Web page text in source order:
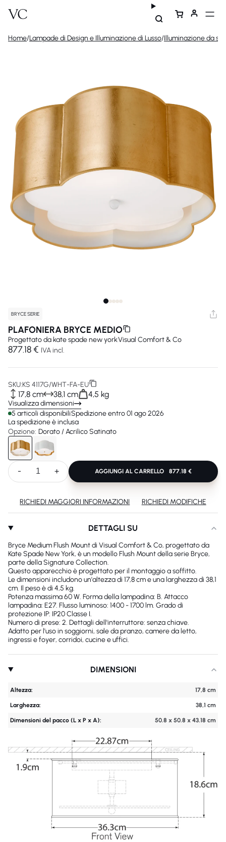
Home/Lampade di Design e Illuminazione di Lusso/Illuminazione da
DETTAGLI SU
Bryce Medium Flush Mount di Visual Comfort & Co, progettato da
Kate Spade New York, è un modello Flush Mount della serie Bryce,
parte della Signature Collection.
Questo apparecchio è progettato per il montaggio a soffitto.
Le dimensioni includono un'altezza di 17,8 cm e una larghezza di 38,1
cm. Il peso è di 4,5 kg.
Potenza massima 60 W. Forma della lampadina: B. Attacco
lampadina: E27. Flusso luminoso: 1400 - 1700 lm. Grado di
protezione IP: IP20 Classe I.
Numero di prese: 2. Dettagli dell'interruttore: senza chiave.
Adatto per l'uso in soggiorni, sale da pranzo, camere da letto,
ingressi e foyer, corridoi, cucine e uffici.
DIMENSIONI
Altezza: 17,8 cm
Larghezza: 38,1 cm
Dimensioni del pacco (L x P x A): 50.8 x 50.8 x 43.18 cm
BRYCE SERIE
PLAFONIERA BRYCE MEDIO
Progettato da kate spade new yorkVisual Comfort & Co
877.18 € IVA incl.
SKU:KS 4117G/WHT-FA-EU
17,8 cm 38,1 cm 4,5 kg
Visualizza dimensioni
5 articoli disponibiliSpedizione entro 01 ago 2026
La spedizione è inclusa
Opzione: Dorato / Acrilico Satinato
- + AGGIUNGI AL CARRELLO 877.18 €
RICHIEDI MAGGIORI INFORMAZIONI RICHIEDI MODIFICHE